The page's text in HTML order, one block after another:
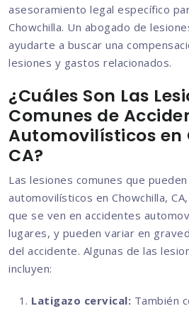
asesoramiento legal específico
Chowchilla. Un abogado de
ayudarte a buscar una
lesiones y gastos relacionados.
¿Cuáles Son Las
Comunes de
Automovilísticos en
CA?
Las lesiones comunes que
automovilísticos en Chowchilla,
que se ven en accidentes
lugares, y pueden variar en
del accidente. Algunas de las
incluyen:
Latigazo cervical: También